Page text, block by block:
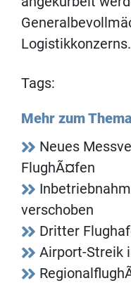
Logistikkonzerns.
Tags:
Mehr zum Thema
Neues
FlughÃ¤fen
verschoben
Dritter
Airport-Streik